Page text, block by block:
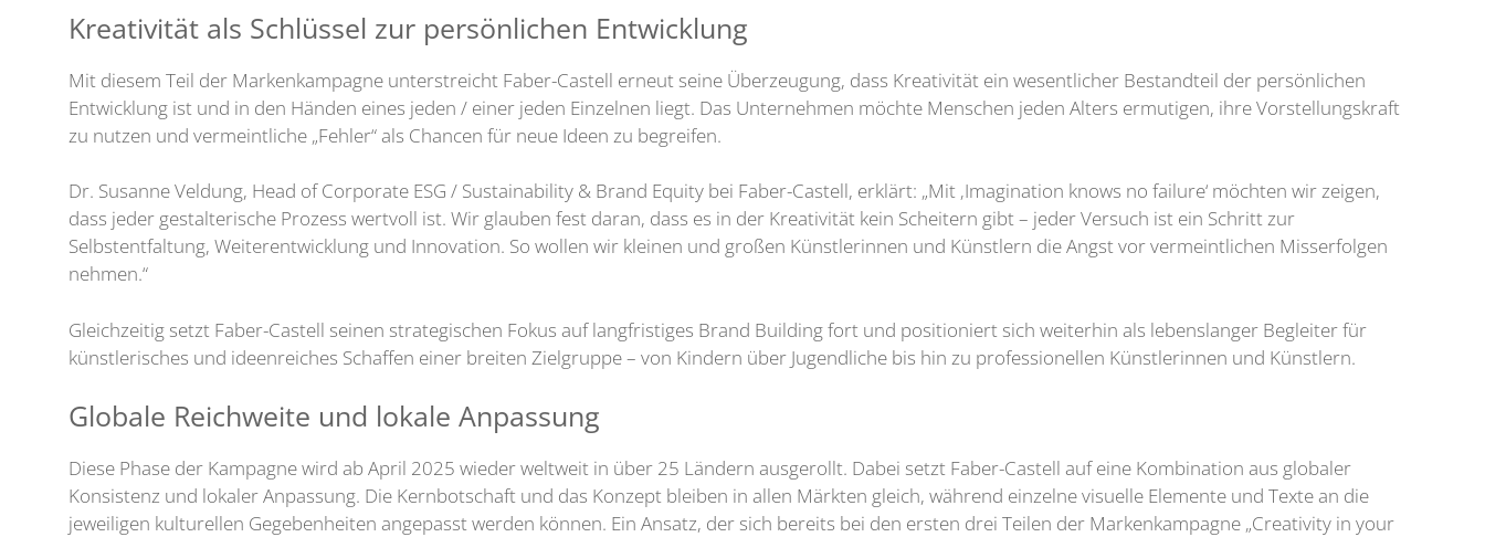
Kreativität als Schlüssel zur persönlichen Entwicklung
Mit diesem Teil der Markenkampagne unterstreicht Faber-Castell erneut seine Überzeugung, dass Kreativität ein wesentlicher Bestandteil der persönlichen
Entwicklung ist und in den Händen eines jeden / einer jeden Einzelnen liegt. Das Unternehmen möchte Menschen jeden Alters ermutigen, ihre Vorstellungskraft
zu nutzen und vermeintliche „Fehler“ als Chancen für neue Ideen zu begreifen.
Dr. Susanne Veldung, Head of Corporate ESG / Sustainability & Brand Equity bei Faber-Castell, erklärt: „Mit ‚Imagination knows no failure‘ möchten wir zeigen,
dass jeder gestalterische Prozess wertvoll ist. Wir glauben fest daran, dass es in der Kreativität kein Scheitern gibt – jeder Versuch ist ein Schritt zur
Selbstentfaltung, Weiterentwicklung und Innovation. So wollen wir kleinen und großen Künstlerinnen und Künstlern die Angst vor vermeintlichen Misserfolgen
nehmen.“
Gleichzeitig setzt Faber-Castell seinen strategischen Fokus auf langfristiges Brand Building fort und positioniert sich weiterhin als lebenslanger Begleiter für
künstlerisches und ideenreiches Schaffen einer breiten Zielgruppe – von Kindern über Jugendliche bis hin zu professionellen Künstlerinnen und Künstlern.
Globale Reichweite und lokale Anpassung
Diese Phase der Kampagne wird ab April 2025 wieder weltweit in über 25 Ländern ausgerollt. Dabei setzt Faber-Castell auf eine Kombination aus globaler
Konsistenz und lokaler Anpassung. Die Kernbotschaft und das Konzept bleiben in allen Märkten gleich, während einzelne visuelle Elemente und Texte an die
jeweiligen kulturellen Gegebenheiten angepasst werden können. Ein Ansatz, der sich bereits bei den ersten drei Teilen der Markenkampagne „Creativity in your